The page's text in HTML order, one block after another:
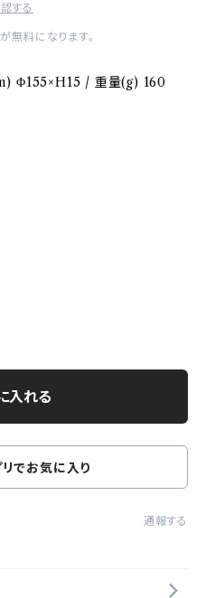
する
料になります。
Φ155×H15 / 重量(g) 160
入れる
でお気に入り
通報する